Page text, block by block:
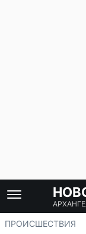
ПРОИСШЕСТВИЯ